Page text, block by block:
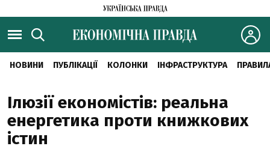
НОВИНИ ПУБЛІКАЦІЇ КОЛОНКИ ІНФРАСТРУКТУРА
Ілюзії економістів: реальна
енергетика проти книжкових
істин